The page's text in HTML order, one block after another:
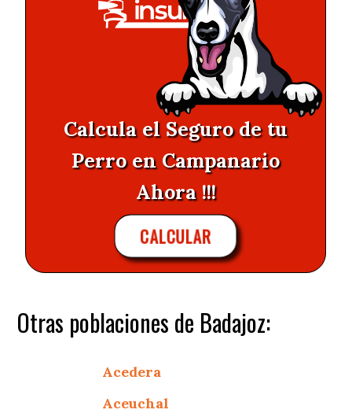
Calcula el Seguro de tu
Perro en Campanario
Ahora !!!
CALCULAR
Otras poblaciones de Badajoz:
Acedera
Aceuchal